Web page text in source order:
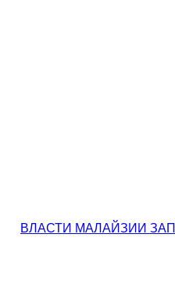
ВЛАСТИ МАЛАЙЗИИ